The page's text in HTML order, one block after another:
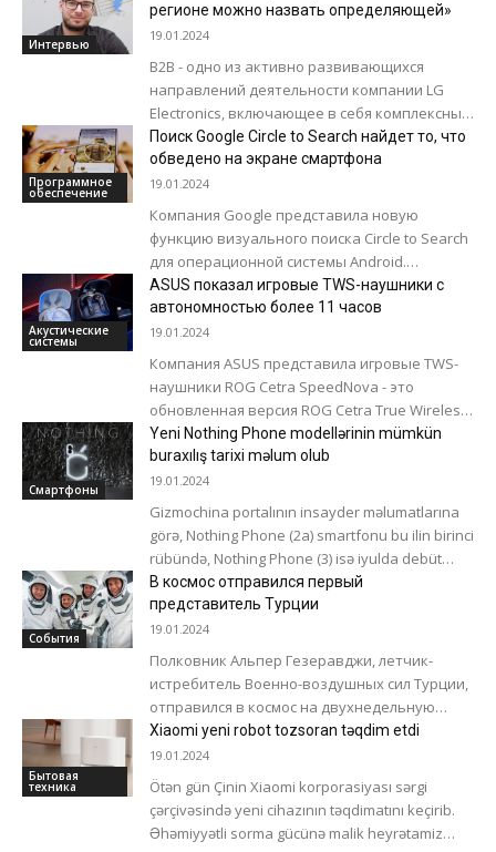
прошлому году....
Интервью
регионе можно назвать определяющей»
19.01.2024
B2B - одно из активно развивающихся
направлений деятельности компании LG
Electronics, включающее в себя комплексные
решения для повышения эффективности
бизнеса. На сегодняшний день LG...
Программное
обеспечение
Поиск Google Circle to Search найдет то, что
обведено на экране смартфона
19.01.2024
Компания Google представила новую
функцию визуального поиска Circle to Search
для операционной системы Android.
Работает функция так: пользователь
обводит фрагмент на экране смартфона,
жмет...
Акустические
системы
ASUS показал игровые TWS-наушники с
автономностью более 11 часов
19.01.2024
Компания ASUS представила игровые TWS-
наушники ROG Cetra SpeedNova - это
обновленная версия ROG Cetra True Wireless
с тем же дизайном и улучшенной начинкой.
Их...
Смартфоны
Yeni Nothing Phone modellərinin mümkün
buraxılış tarixi məlum olub
19.01.2024
Gizmochina portalının insayder məlumatlarına
görə, Nothing Phone (2a) smartfonu bu ilin birinci
rübündə, Nothing Phone (3) isə iyulda debüt
edəcək. Bundan əvvəl Yogesh Brar...
События
В космос отправился первый
представитель Турции
19.01.2024
Полковник Альпер Гезеравджи, летчик-
истребитель Военно-воздушных сил Турции,
отправился в космос на двухнедельную
миссию на Международную космическую
станцию, благодаря чему Турция вошла в
число стран,...
Бытовая
техника
Xiaomi yeni robot tozsoran təqdim etdi
19.01.2024
Ötən gün Çinin Xiaomi korporasiyası sərgi
çərçivəsində yeni cihazının təqdimatını keçirib.
Əhəmiyyətli sorma gücünə malik heyrətamiz